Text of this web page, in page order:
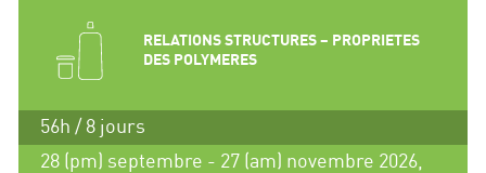
RELATIONS STRUCTURES – PROPRIETES
DES POLYMERES
56h / 8 jours
28 (pm) septembre - 27 (am) novembre 2026,